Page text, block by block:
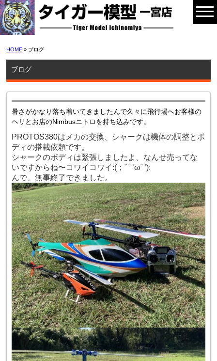
HOME » ブログ
ブログ
暑さがかなり落ち着いてきましたんで久々に飛行場へお客様の
ヘリとお店のNimbusニトロを持ち込みです。
PROTOS380はメカの交換、シャークは機体の調整とボ
ディの搭載依頼です。
シャークのボディは緊張しましたよ、なんせ売ってな
いですからね〜コワイコワイ:(；ﾞﾟ’ωﾟ’):
んで、無事終了できました。